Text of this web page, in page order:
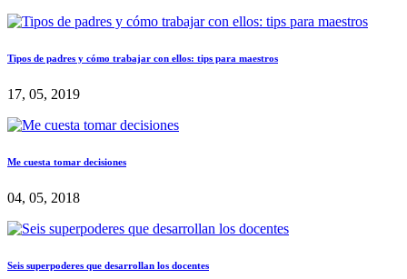
Tipos de padres y cómo trabajar con ellos: tips para maestros
17, 05, 2019
Me cuesta tomar decisiones
04, 05, 2018
Seis superpoderes que desarrollan los docentes